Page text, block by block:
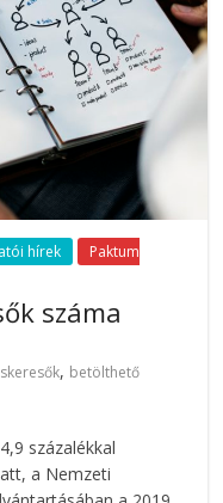
hírek
Paktum
száma
, betölthető
százalékkal
a Nemzeti